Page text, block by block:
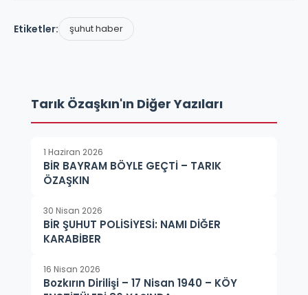
Etiketler: şuhut haber
Tarık Özaşkın'ın Diğer Yazıları
1 Haziran 2026
BİR BAYRAM BÖYLE GEÇTİ – TARIK
ÖZAŞKIN
30 Nisan 2026
BİR ŞUHUT POLİSİYESİ: NAMI DİĞER
KARABİBER
16 Nisan 2026
Bozkırın Dirilişi – 17 Nisan 1940 – KÖY